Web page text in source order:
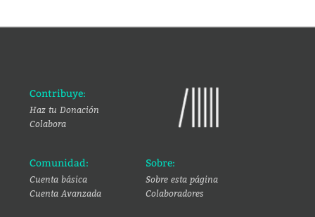
Contribuye:
Haz tu Donación
Colabora
Comunidad:
Cuenta básica
Cuenta Avanzada
Sobre:
Sobre esta página
Colaboradores